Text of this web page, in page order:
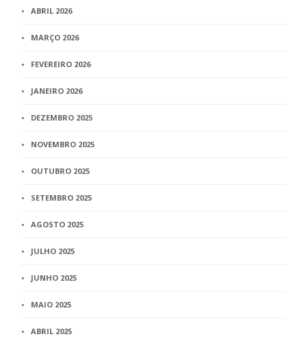
ABRIL 2026
MARÇO 2026
FEVEREIRO 2026
JANEIRO 2026
DEZEMBRO 2025
NOVEMBRO 2025
OUTUBRO 2025
SETEMBRO 2025
AGOSTO 2025
JULHO 2025
JUNHO 2025
MAIO 2025
ABRIL 2025